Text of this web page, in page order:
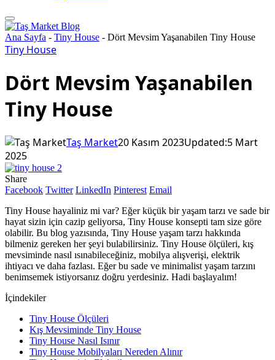
Ana Sayfa - Tiny House - Dört Mevsim Yaşanabilen Tiny House
Tiny House
Dört Mevsim Yaşanabilen
Tiny House
Taş Market20 Kasım 2023Updated:5 Mart
2025
Share
Facebook Twitter LinkedIn Pinterest Email
Tiny House hayaliniz mi var? Eğer küçük bir yaşam tarzı ve sade bir
hayat sizin için cazip geliyorsa, Tiny House konsepti tam size göre
olabilir. Bu blog yazısında, Tiny House yaşam tarzı hakkında
bilmeniz gereken her şeyi bulabilirsiniz. Tiny House ölçüleri, kış
mevsiminde nasıl ısınabileceğiniz, mobilya alışverişi, elektrik
ihtiyacı ve daha fazlası. Eğer bu sade ve minimalist yaşam tarzını
benimsemek istiyorsanız doğru yerdesiniz. Hadi başlayalım!
İçindekiler
Tiny House Ölçüleri
Kış Mevsiminde Tiny House
Tiny House Nasıl Isınır
Tiny House Mobilyaları Nereden Alınır